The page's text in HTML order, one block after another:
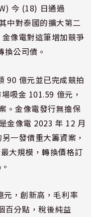
今 (18) 日通過
中對泰國的擴大第二
像電對這筆增加競爭
公司債。
90 億元並已完成競拍
吸金 101.59 億元，
。金像電發行無擔保
金像電 2023 年 12 月
一發債重大籌資案，
大規模，轉換價格訂
元，創新高，毛利率
百分點，稅後純益